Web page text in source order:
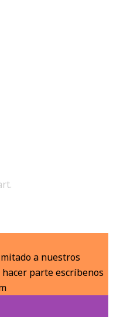
a nuestros
parte escríbenos